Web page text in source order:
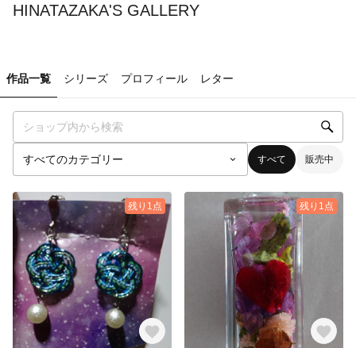
HINATAZAKA'S GALLERY
作品一覧 シリーズ プロフィール レター
すべて 販売中
残り1点 残り1点